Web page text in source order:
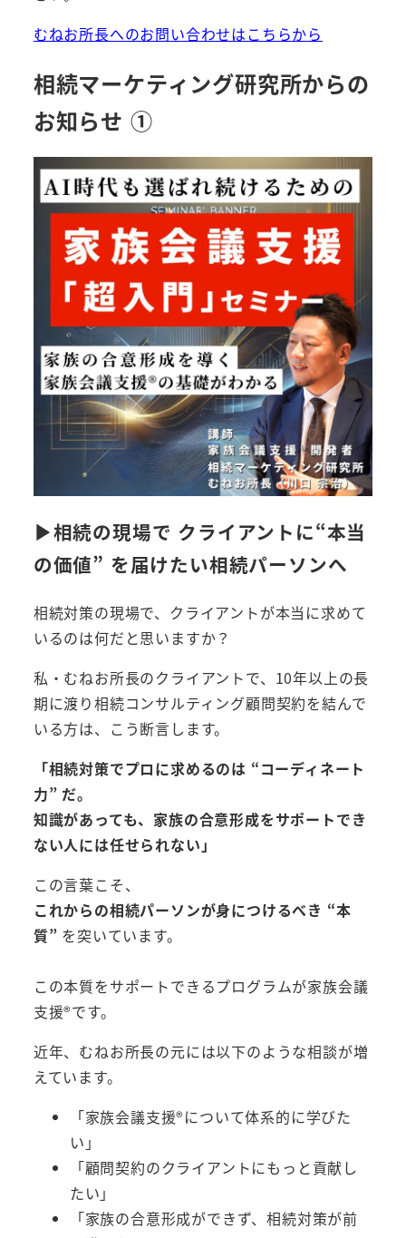
むねお所長へのお問い合わせはこちらから
相続マーケティング研究所からの
お知らせ ①
▶︎相続の現場で クライアントに“本当
の価値” を届けたい相続パーソンへ
相続対策の現場で、クライアントが本当に求めて
いるのは何だと思いますか？
私・むねお所長のクライアントで、10年以上の長
期に渡り相続コンサルティング顧問契約を結んで
いる方は、こう断言します。
「相続対策でプロに求めるのは “コーディネート
力” だ。
知識があっても、家族の合意形成をサポートでき
ない人には任せられない」
この言葉こそ、
これからの相続パーソンが身につけるべき “本
質” を突いています。
この本質をサポートできるプログラムが家族会議
支援®︎です。
近年、むねお所長の元には以下のような相談が増
えています。
「家族会議支援®︎について体系的に学びた
い」
「顧問契約のクライアントにもっと貢献し
たい」
「家族の合意形成ができず、相続対策が前